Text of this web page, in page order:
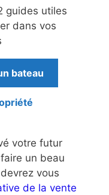
guides utiles
dans vos
bateau
votre futur
un beau
vous
de la vente